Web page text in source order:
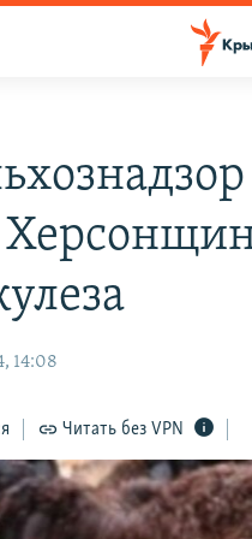
14:08
Читать без VPN